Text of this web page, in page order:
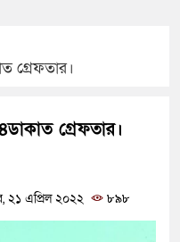
গ্রেফতার।
গ্রেফতার।
২১ এপ্রিল ২০২২
৮৯৮